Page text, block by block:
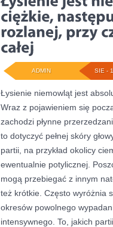
SIE -
ADMIN
Łysienie niemowląt jest
Wraz z pojawieniem się
zachodzi płynne
to dotyczyć pełnej skóry
partii, na przykład okolicy
ewentualnie potylicznej.
mogą przebiegać z innym
też krótkie. Często wyróżnia
okresów powolnego
intensywnego. To, jakich